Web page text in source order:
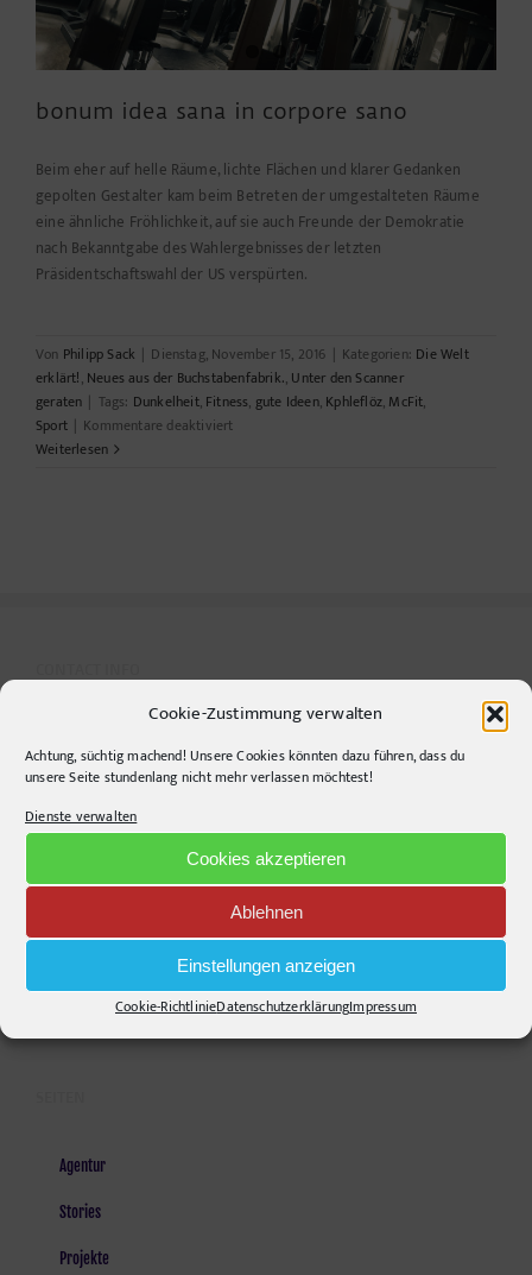
Cookie-Zustimmung verwalten
Achtung, süchtig machend! Unsere Cookies könnten dazu führen, dass du
unsere Seite stundenlang nicht mehr verlassen möchtest!
Dienste verwalten
Cookies akzeptieren
Ablehnen
Einstellungen anzeigen
Cookie-RichtlinieDatenschutzerklärungImpressum
bonum idea sana in corpore sano
Beim eher auf helle Räume, lichte Flächen und klarer Gedanken
gepolten Gestalter kam beim Betreten der umgestalteten Räume
eine ähnliche Fröhlichkeit, auf sie auch Freunde der Demokratie
nach Bekanntgabe des Wahlergebnisses der letzten
Präsidentschaftswahl der US verspürten.
Von Philipp Sack | Dienstag, November 15, 2016 | Kategorien: Die Welt
erklärt!, Neues aus der Buchstabenfabrik., Unter den Scanner
geraten | Tags: Dunkelheit, Fitness, gute Ideen, Kphleflöz, McFit,
Sport | Kommentare deaktiviertfür
Weiterlesen
Krefelder Straße 11A
Telephone:+49306860203
info@pr-ide.de
Mail senden!
Agentur
Stories
Projekte